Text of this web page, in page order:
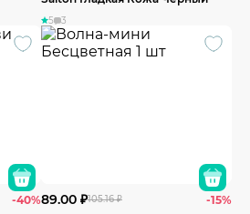
5 3
-40%89.00 ₽105.16 ₽ -15%